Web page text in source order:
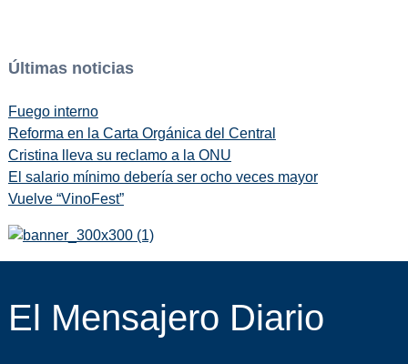
Últimas noticias
Fuego interno
Reforma en la Carta Orgánica del Central
Cristina lleva su reclamo a la ONU
El salario mínimo debería ser ocho veces mayor
Vuelve “VinoFest”
El Mensajero Diario